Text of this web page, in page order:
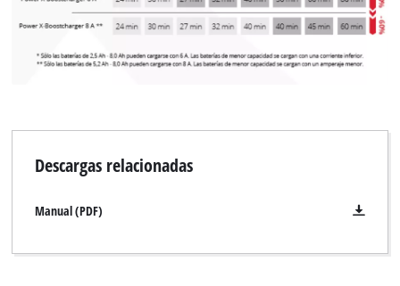
Descargas relacionadas
Manual (PDF)